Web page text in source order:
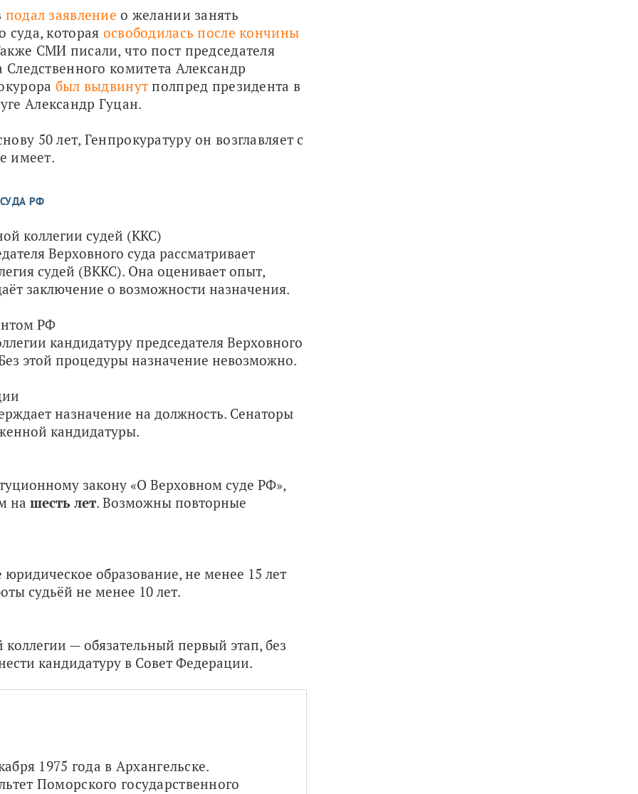
подал заявление о желании занять
суда, которая освободилась после кончины
СМИ писали, что пост председателя
Следственного комитета Александр
был выдвинут полпред президента в
Александр Гуцан.
50 лет, Генпрокуратуру он возглавляет с
имеет.
РФ
коллегии судей (ККС)
Верховного суда рассматривает
судей (ВККС). Она оценивает опыт,
заключение о возможности назначения.
РФ
кандидатуру председателя Верховного
этой процедуры назначение невозможно.
назначение на должность. Сенаторы
кандидатуры.
закону «О Верховном суде РФ»,
на шесть лет. Возможны повторные
образование, не менее 15 лет
судьёй не менее 10 лет.
— обязательный первый этап, без
кандидатуру в Совет Федерации.
1975 года в Архангельске.
Поморского государственного